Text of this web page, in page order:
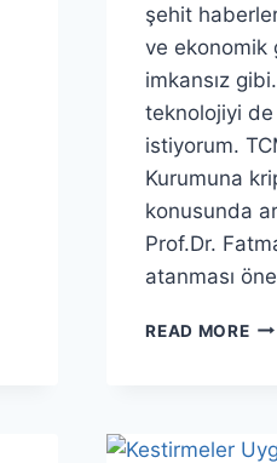
şehit
ve ekonomik
imkansız
teknolojiyi
istiyorum.
Kurumuna
konusunda
Prof.Dr.
atanması
READ MORE